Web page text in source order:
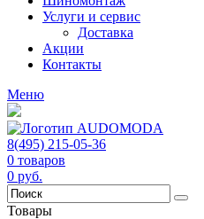
Услуги и сервис
Доставка
Акции
Контакты
Меню
8(495) 215-05-36
0 товаров
0 руб.
Товары